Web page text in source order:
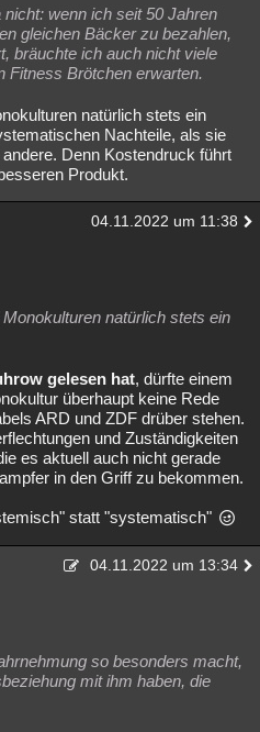
wenn ich seit 50 Jahren
gleichen Bäcker zu bezahlen,
bräuchte ich auch nicht viele
Fitness Brötchen erwarten.
natürlich stets ein
Nachteile, als sie
Denn Kostendruck führt
Produkt.
04.11.2022 um 11:38
natürlich stets ein
gelesen hat, dürfte einem
überhaupt keine Rede
ARD und ZDF drüber stehen.
und Zuständigkeiten
es aktuell auch nicht gerade
in den Griff zu bekommen.
statt "systematisch"
04.11.2022 um 13:34
so besonders macht,
mit ihm haben, die